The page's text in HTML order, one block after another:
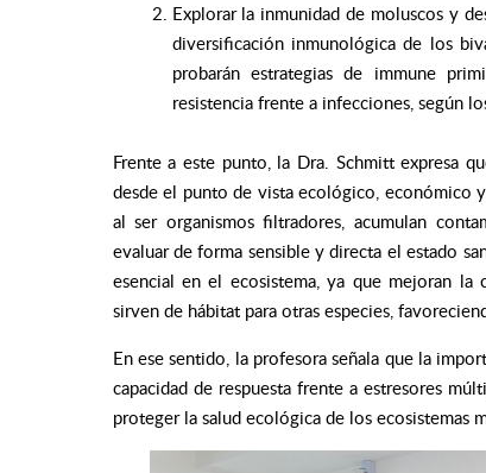
Explorar la inmunidad de moluscos y
diversificación inmunológica de los
probarán estrategias de immune
resistencia frente a infecciones, según
Frente a este punto, la Dra. Schmitt expresa
desde el punto de vista ecológico, económico
al ser organismos filtradores, acumulan
evaluar de forma sensible y directa el estado
esencial en el ecosistema, ya que mejoran la
sirven de hábitat para otras especies,
En ese sentido, la profesora señala que la
capacidad de respuesta frente a estresores
proteger la salud ecológica de los ecosistemas